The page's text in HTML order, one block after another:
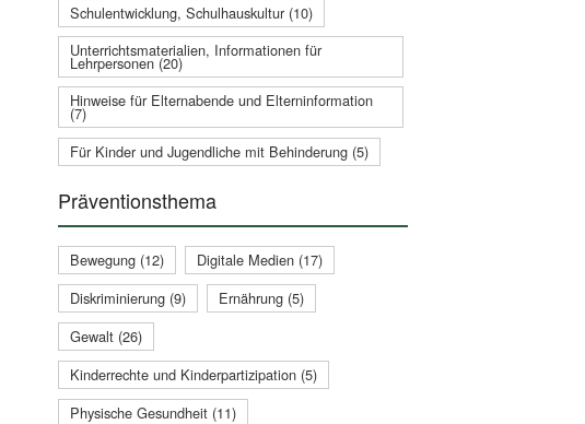
Schulentwicklung, Schulhauskultur (10)
Unterrichtsmaterialien, Informationen für
Lehrpersonen (20)
Hinweise für Elternabende und Elterninformation
(7)
Für Kinder und Jugendliche mit Behinderung (5)
Präventionsthema
Bewegung (12)
Digitale Medien (17)
Diskriminierung (9)
Ernährung (5)
Gewalt (26)
Kinderrechte und Kinderpartizipation (5)
Physische Gesundheit (11)